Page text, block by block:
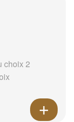
choix 2